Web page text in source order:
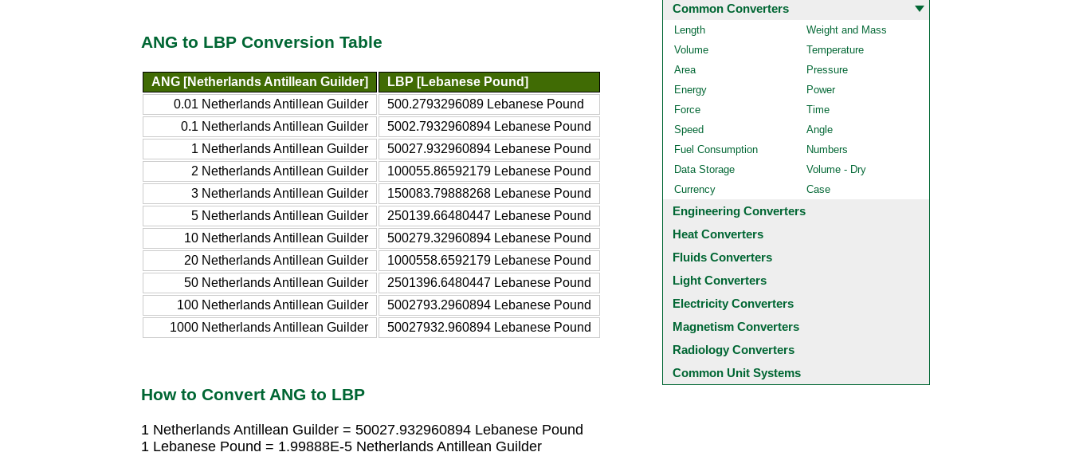
ANG to LBP Conversion Table
ANG [Netherlands Antillean Guilder]
LBP [Lebanese Pound]
0.01 Netherlands Antillean Guilder
500.2793296089 Lebanese Pound
0.1 Netherlands Antillean Guilder
5002.7932960894 Lebanese Pound
1 Netherlands Antillean Guilder
50027.932960894 Lebanese Pound
2 Netherlands Antillean Guilder
100055.86592179 Lebanese Pound
3 Netherlands Antillean Guilder
150083.79888268 Lebanese Pound
5 Netherlands Antillean Guilder
250139.66480447 Lebanese Pound
10 Netherlands Antillean Guilder
500279.32960894 Lebanese Pound
20 Netherlands Antillean Guilder
1000558.6592179 Lebanese Pound
50 Netherlands Antillean Guilder
2501396.6480447 Lebanese Pound
100 Netherlands Antillean Guilder
5002793.2960894 Lebanese Pound
1000 Netherlands Antillean Guilder
50027932.960894 Lebanese Pound
How to Convert ANG to LBP
1 Netherlands Antillean Guilder = 50027.932960894 Lebanese Pound
1 Lebanese Pound = 1.99888E-5 Netherlands Antillean Guilder
Common Converters
Length
Weight and Mass
Volume
Temperature
Area
Pressure
Energy
Power
Force
Time
Speed
Angle
Fuel Consumption
Numbers
Data Storage
Volume - Dry
Currency
Case
Engineering Converters
Heat Converters
Fluids Converters
Light Converters
Electricity Converters
Magnetism Converters
Radiology Converters
Common Unit Systems